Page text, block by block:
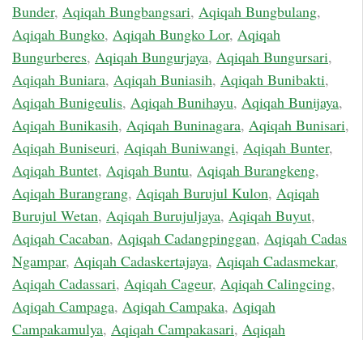
Bunder, Aqiqah Bungbangsari, Aqiqah Bungbulang,
Aqiqah Bungko, Aqiqah Bungko Lor, Aqiqah
Bungurberes, Aqiqah Bungurjaya, Aqiqah Bungursari,
Aqiqah Buniara, Aqiqah Buniasih, Aqiqah Bunibakti,
Aqiqah Bunigeulis, Aqiqah Bunihayu, Aqiqah Bunijaya,
Aqiqah Bunikasih, Aqiqah Buninagara, Aqiqah Bunisari,
Aqiqah Buniseuri, Aqiqah Buniwangi, Aqiqah Bunter,
Aqiqah Buntet, Aqiqah Buntu, Aqiqah Burangkeng,
Aqiqah Burangrang, Aqiqah Burujul Kulon, Aqiqah
Burujul Wetan, Aqiqah Burujuljaya, Aqiqah Buyut,
Aqiqah Cacaban, Aqiqah Cadangpinggan, Aqiqah Cadas
Ngampar, Aqiqah Cadaskertajaya, Aqiqah Cadasmekar,
Aqiqah Cadassari, Aqiqah Cageur, Aqiqah Calingcing,
Aqiqah Campaga, Aqiqah Campaka, Aqiqah
Campakamulya, Aqiqah Campakasari, Aqiqah